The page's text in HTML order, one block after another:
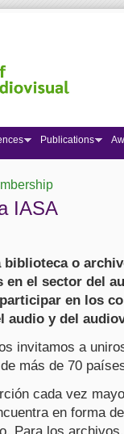
IASA
biblioteca o
en el sector del
en los
audio y del
invitamos a
más de 70
cada vez
en forma
Publications